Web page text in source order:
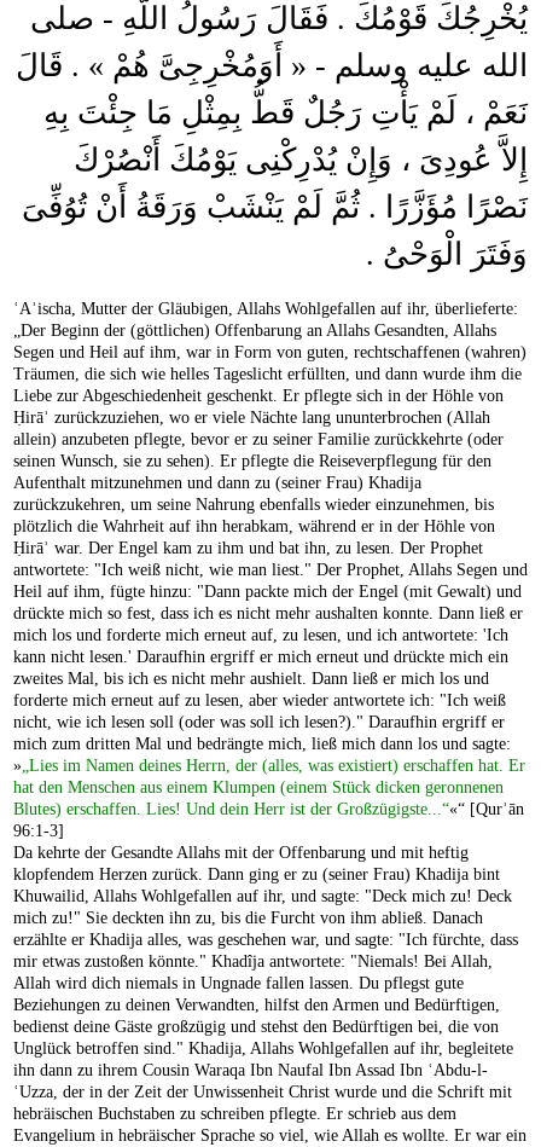
يُخْرِجُكَ قَوْمُكَ . فَقَالَ رَسُولُ اللَّهِ - صلى
الله عليه وسلم - « أَوَمُخْرِجِىَّ هُمْ » . قَالَ
نَعَمْ ، لَمْ يَأْتِ رَجُلٌ قَطُّ بِمِثْلِ مَا جِئْتَ بِهِ
إِلاَّ عُودِىَ ، وَإِنْ يُدْرِكْنِى يَوْمُكَ أَنْصُرْكَ
نَصْرًا مُؤَزَّرًا . ثُمَّ لَمْ يَنْشَبْ وَرَقَةُ أَنْ تُوُفِّىَ
وَفَتَرَ الْوَحْىُ .
ʿAʾischa, Mutter der Gläubigen, Allahs Wohlgefallen auf ihr, überlieferte:
„Der Beginn der (göttlichen) Offenbarung an Allahs Gesandten, Allahs
Segen und Heil auf ihm, war in Form von guten, rechtschaffenen (wahren)
Träumen, die sich wie helles Tageslicht erfüllten, und dann wurde ihm die
Liebe zur Abgeschiedenheit geschenkt. Er pflegte sich in der Höhle von
Ḥirāʾ zurückzuziehen, wo er viele Nächte lang ununterbrochen (Allah
allein) anzubeten pflegte, bevor er zu seiner Familie zurückkehrte (oder
seinen Wunsch, sie zu sehen). Er pflegte die Reiseverpflegung für den
Aufenthalt mitzunehmen und dann zu (seiner Frau) Khadija
zurückzukehren, um seine Nahrung ebenfalls wieder einzunehmen, bis
plötzlich die Wahrheit auf ihn herabkam, während er in der Höhle von
Ḥirāʾ war. Der Engel kam zu ihm und bat ihn, zu lesen. Der Prophet
antwortete: "Ich weiß nicht, wie man liest." Der Prophet, Allahs Segen und
Heil auf ihm, fügte hinzu: "Dann packte mich der Engel (mit Gewalt) und
drückte mich so fest, dass ich es nicht mehr aushalten konnte. Dann ließ er
mich los und forderte mich erneut auf, zu lesen, und ich antwortete: 'Ich
kann nicht lesen.' Daraufhin ergriff er mich erneut und drückte mich ein
zweites Mal, bis ich es nicht mehr aushielt. Dann ließ er mich los und
forderte mich erneut auf zu lesen, aber wieder antwortete ich: "Ich weiß
nicht, wie ich lesen soll (oder was soll ich lesen?)." Daraufhin ergriff er
mich zum dritten Mal und bedrängte mich, ließ mich dann los und sagte:
»„Lies im Namen deines Herrn, der (alles, was existiert) erschaffen hat. Er
hat den Menschen aus einem Klumpen (einem Stück dicken geronnenen
Blutes) erschaffen. Lies! Und dein Herr ist der Großzügigste...“«“ [Qurʾān
96:1-3]
Da kehrte der Gesandte Allahs mit der Offenbarung und mit heftig
klopfendem Herzen zurück. Dann ging er zu (seiner Frau) Khadija bint
Khuwailid, Allahs Wohlgefallen auf ihr, und sagte: "Deck mich zu! Deck
mich zu!" Sie deckten ihn zu, bis die Furcht von ihm abließ. Danach
erzählte er Khadija alles, was geschehen war, und sagte: "Ich fürchte, dass
mir etwas zustoßen könnte." Khadîja antwortete: "Niemals! Bei Allah,
Allah wird dich niemals in Ungnade fallen lassen. Du pflegst gute
Beziehungen zu deinen Verwandten, hilfst den Armen und Bedürftigen,
bedienst deine Gäste großzügig und stehst den Bedürftigen bei, die von
Unglück betroffen sind." Khadija, Allahs Wohlgefallen auf ihr, begleitete
ihn dann zu ihrem Cousin Waraqa Ibn Naufal Ibn Assad Ibn ʿAbdu-l-
ʿUzza, der in der Zeit der Unwissenheit Christ wurde und die Schrift mit
hebräischen Buchstaben zu schreiben pflegte. Er schrieb aus dem
Evangelium in hebräischer Sprache so viel, wie Allah es wollte. Er war ein